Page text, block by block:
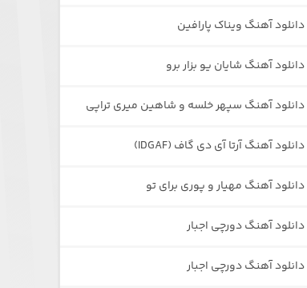
دانلود آهنگ ویناک پارافین
دانلود آهنگ شایان یو بزار برو
دانلود آهنگ سپهر خلسه و شاهین میری تراپی
دانلود آهنگ آرتا آی دی گاف (IDGAF)
دانلود آهنگ مهیار و پوری برای تو
دانلود آهنگ دورچی اجبار
دانلود آهنگ دورچی اجبار